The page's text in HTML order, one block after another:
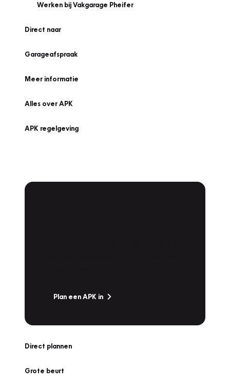
Werken bij Vakgarage Pheifer
Direct naar
Garageafspraak
Meer informatie
Alles over APK
APK regelgeving
Plan een APK in
Direct plannen
Grote beurt